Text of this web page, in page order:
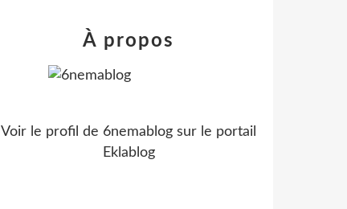
À propos
Voir le profil de 6nemablog sur le portail
Eklablog